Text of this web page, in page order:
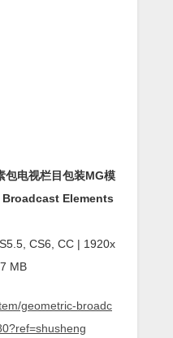
包电视栏目包装MG模
Elements
CS6, CC | 1920x
MB
geometric-broadc
ref=shusheng